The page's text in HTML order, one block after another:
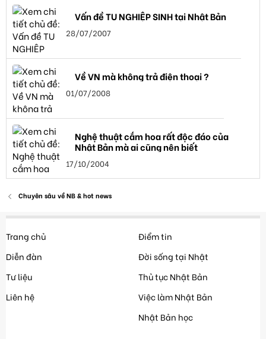
Vấn đề TU NGHIỆP SINH tại Nhật Bản
28/07/2007
Về VN mà không trả điện thoại ?
01/07/2008
Nghệ thuật cắm hoa rất độc đáo của
Nhật Bản mà ai cũng nên biết
17/10/2004
Chuyên sâu về NB & hot news
Trang chủ
Diễn đàn
Tư liệu
Liên hệ
Điểm tin
Đời sống tại Nhật
Thủ tục Nhật Bản
Việc làm Nhật Bản
Nhật Bản học